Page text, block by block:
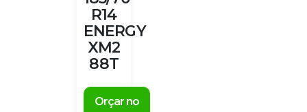
R14
ENERGY
XM2
88T
Orçar no